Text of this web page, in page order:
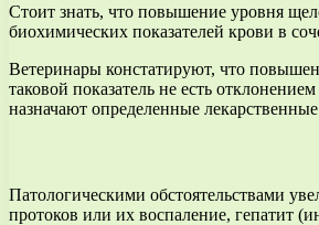
Стоит знать, что повышение уровня
биохимических показателей крови в
Ветеринары констатируют, что
таковой показатель не есть
назначают определенные
Патологическими обстоятельствами
протоков или их воспаление, гепатит